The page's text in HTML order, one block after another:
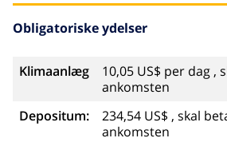
Obligatoriske ydelser
Klimaanlæg
10,05 US$ per dag ,
ankomsten
Depositum:
234,54 US$ , skal
ankomsten